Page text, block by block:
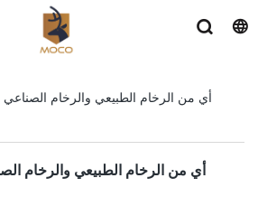
أي من الرخام الطبيعي والرخام
أي من الرخام الطبيعي والرخام